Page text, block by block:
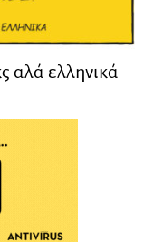
αλά ελληνικά